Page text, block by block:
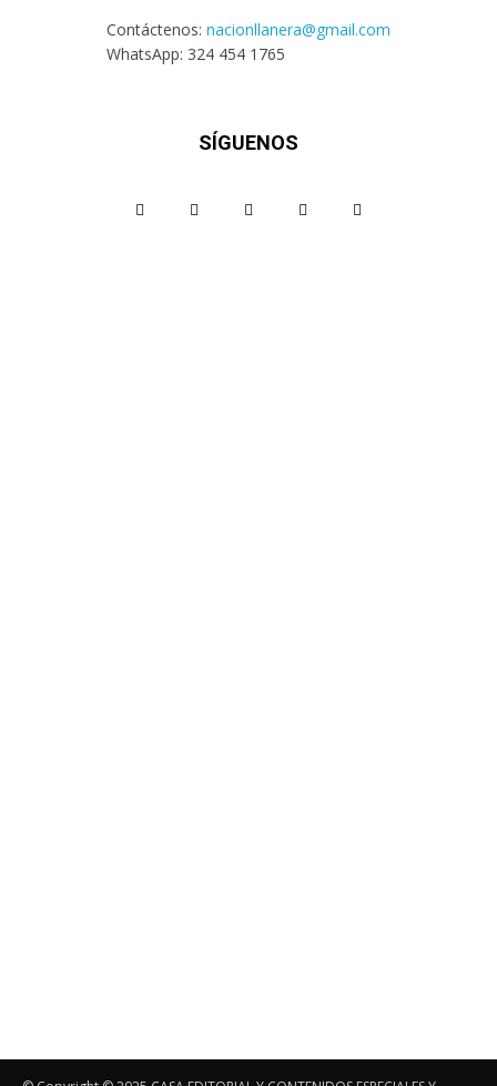
Contáctenos: nacionllanera@gmail.com
WhatsApp: 324 454 1765
SÍGUENOS